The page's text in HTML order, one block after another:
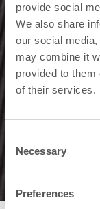
provide social
We also share
our social
may combine it
provided to them
of their services.
Selection
Necessary
Preferences
Warmte
Er